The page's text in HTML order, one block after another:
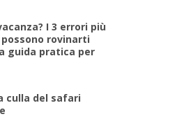
I 3 errori più
rovinarti
guida pratica per
culla del safari